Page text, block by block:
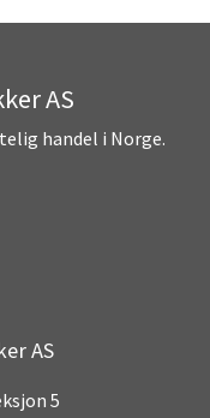
AS
handel i Norge.
AS
5